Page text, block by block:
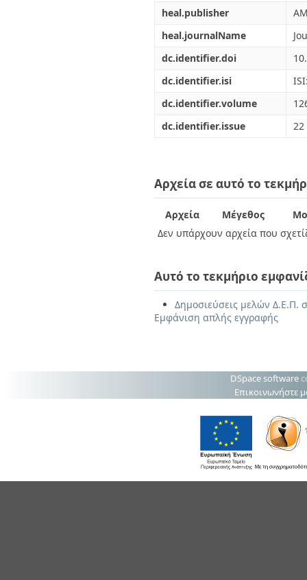
heal.publisher
heal.journalName
dc.identifier.doi
dc.identifier.isi
dc.identifier.volume
dc.identifier.issue
22
Αρχεία σε αυτό το
Αρχεία Μέγεθος
Δεν υπάρχουν αρχεία που
Αυτό το τεκμήριο
Δημοσιεύσεις μελών Δ.Ε.Π.
Εμφάνιση απλής εγγραφής
DSpace software
Επικοινωνήστε